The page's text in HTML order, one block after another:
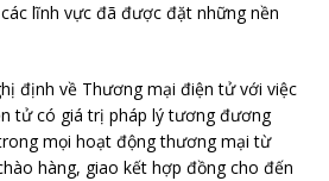
lĩnh vực đã được đặt những nền
định về Thương mại điện tử với việc
tử có giá trị pháp lý tương đương
mọi hoạt động thương mại từ
hàng, giao kết hợp đồng cho đến